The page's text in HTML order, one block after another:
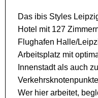
Das ibis Styles
Hotel mit 127
Flughafen Halle/
Arbeitsplatz mit
Innenstadt als auch
Wer hier arbeitet,